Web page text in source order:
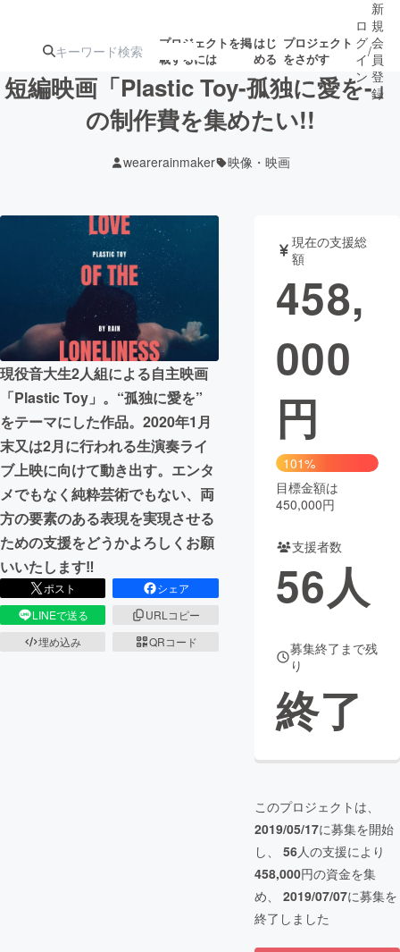
プロジェクトを掲
載するには
はじ
める
プロジェクト
をさがす
ジェクト
募集終了が近いプ
ロジェクト
アート・写真 音楽
テクノロジー・ガジェット ゲーム・サ
映像・映画
ビジネス・起業
まちづくり・地域活性化
CAMPFIRE for Social Good
CAMPFIRE Creation
CAMPFIREふるさと納税machi-ya コミュニティ
ロ
グ
イ
ン
/
新
規
会
員
登
録
短編映画「Plastic Toy-孤独に愛を-」
の制作費を集めたい!!
wearerainmaker 映像・映画
現役音大生2人組による自主映画
「Plastic Toy」。“孤独に愛を”
をテーマにした作品。2020年1月
末又は2月に行われる生演奏ライ
ブ上映に向けて動き出す。エンタ
メでもなく純粋芸術でもない、両
方の要素のある表現を実現させる
ための支援をどうかよろしくお願
いいたします‼︎
ポスト
シェア
LINEで送る
URLコピー
埋め込み
QRコード
現在の支援総
額
458,
000
円
101%
目標金額は
450,000円
支援者数
56人
募集終了まで残
り
終了
このプロジェクトは、
2019/05/17に募集を開始
し、 56人の支援により
458,000円の資金を集
め、 2019/07/07に募集を
終了しました